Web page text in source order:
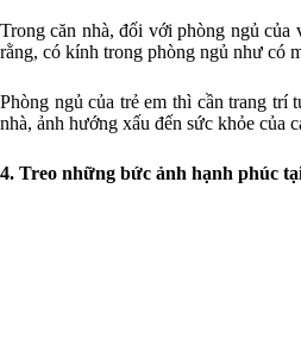
Trong căn nhà, đối với phòng ngủ
rằng, có kính trong phòng ngủ như có
Phòng ngủ của trẻ em thì cần trang
nhà, ảnh hướng xấu đến sức khỏe của
4. Treo những bức ảnh hạnh phúc